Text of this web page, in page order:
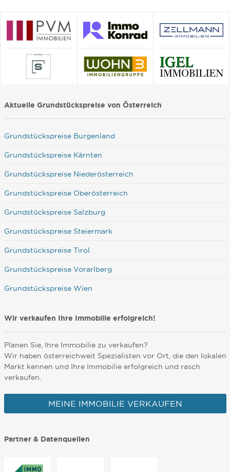
Aktuelle Grundstückspreise von Österreich
Grundstückspreise Burgenland
Grundstückspreise Kärnten
Grundstückspreise Niederösterreich
Grundstückspreise Oberösterreich
Grundstückspreise Salzburg
Grundstückspreise Steiermark
Grundstückspreise Tirol
Grundstückspreise Vorarlberg
Grundstückspreise Wien
Wir verkaufen Ihre Immobilie erfolgreich!
Planen Sie, Ihre Immobilie zu verkaufen?
Wir haben österreichweit Spezialisten vor Ort, die den lokalen
Markt kennen und Ihre Immobilie erfolgreich und rasch
verkaufen.
MEINE IMMOBILIE VERKAUFEN
Partner & Datenquellen